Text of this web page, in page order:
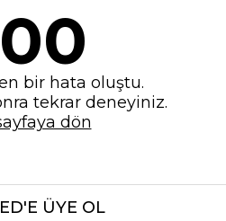
bir hata oluştu.
tekrar deneyiniz.
dön
ÜYE OL